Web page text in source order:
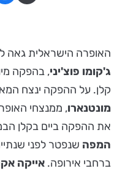
האופרה הישראלית גאה
ג'קומו פוצ'יני, בהפקה
קלן. על ההפקה ינצח
מונטנארו, ממנצחי
את ההפקה ביים בקלן
המפה שנפטר לפני
ברחבי אירופה. אייקה